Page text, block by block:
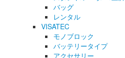
バッグ
レンタル
VISATEC
モノブロック
バッテリータイプ
アクセサリー